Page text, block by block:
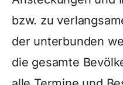
bzw. zu
der unterbunden
die gesamte